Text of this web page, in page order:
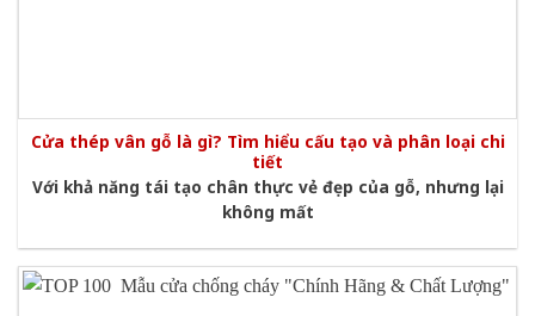
Cửa thép vân gỗ là gì? Tìm hiểu cấu tạo và phân loại chi
tiết
Với khả năng tái tạo chân thực vẻ đẹp của gỗ, nhưng lại
không mất